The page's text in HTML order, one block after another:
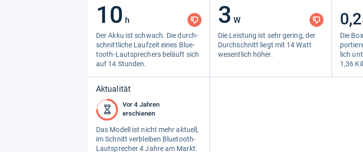
10 h
Der Akku ist schwach. Die durch­
schnitt­li­che Lauf­zeit eines Blue­
tooth-​Laut­spre­chers beläuft sich
auf 14 Stun­den.
3 W
Die Leis­tung ist sehr gering, der
Durch­schnitt liegt mit 14 Watt
wesent­lich höher.
Die
lich
1,36
Aktualität
Vor 4 Jahren
erschienen
Das Modell ist nicht mehr aktu­ell,
im Schnitt ver­blei­ben Blue­tooth-​
Laut­spre­cher 4 Jahre am Markt.